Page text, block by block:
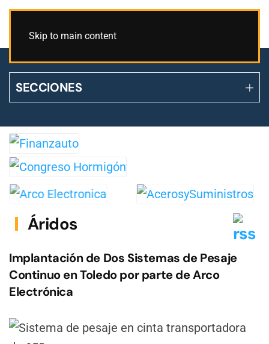
Skip to main content
SECCIONES
Áridos
Implantación de Dos Sistemas de Pesaje
Continuo en Toledo por parte de Arco
Electrónica